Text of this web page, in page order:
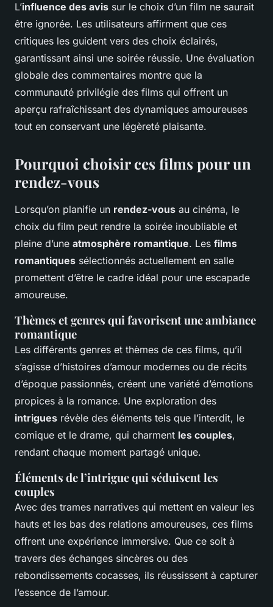
L’influence des avis sur le choix d’un film ne saurait
être ignorée. Les utilisateurs affirment que ces
critiques les guident vers des choix éclairés,
garantissant ainsi une soirée réussie. Une évaluation
globale des commentaires montre que la
communauté privilégie des films qui offrent un
aperçu rafraîchissant des dynamiques amoureuses
tout en conservant une légèreté plaisante.
Pourquoi choisir ces films pour un
rendez-vous
Lorsqu’on planifie un rendez-vous au cinéma, le
choix du film peut rendre la soirée inoubliable et
pleine d’une atmosphère romantique. Les films
romantiques sélectionnés actuellement en salle
promettent d’être le cadre idéal pour une escapade
amoureuse.
Thèmes et genres qui favorisent une ambiance
romantique
Les différents genres et thèmes de ces films, qu’il
s’agisse d’histoires d’amour modernes ou de récits
d’époque passionnés, créent une variété d’émotions
propices à la romance. Une exploration des
intrigues révèle des éléments tels que l’interdit, le
comique et le drame, qui charment les couples,
rendant chaque moment partagé unique.
Éléments de l’intrigue qui séduisent les
couples
Avec des trames narratives qui mettent en valeur les
hauts et les bas des relations amoureuses, ces films
offrent une expérience immersive. Que ce soit à
travers des échanges sincères ou des
rebondissements cocasses, ils réussissent à capturer
l’essence de l’amour.